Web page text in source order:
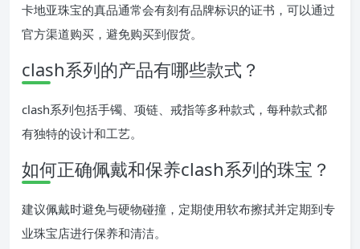
卡地亚珠宝的真品通常会有刻有品牌标识的证书，可以通过
官方渠道购买，避免购买到假货。
clash系列的产品有哪些款式？
clash系列包括手镯、项链、戒指等多种款式，每种款式都
有独特的设计和工艺。
如何正确佩戴和保养clash系列的珠宝？
建议佩戴时避免与硬物碰撞，定期使用软布擦拭并定期到专
业珠宝店进行保养和清洁。